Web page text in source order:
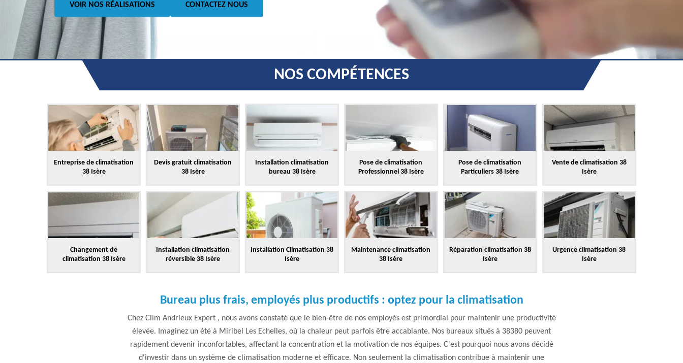
VOIR NOS RÉALISATIONS CONTACTEZ NOUS
NOS COMPÉTENCES
Entreprise de climatisation
38 Isère
Devis gratuit climatisation
38 Isère
Installation climatisation
bureau 38 Isère
Pose de climatisation
Professionnel 38 Isère
Pose de climatisation
Particuliers 38 Isère
Vente de climatisation 38
Isère
Changement de
climatisation 38 Isère
Installation climatisation
réversible 38 Isère
Installation Climatisation 38
Isère
Maintenance climatisation
38 Isère
Réparation climatisation 38
Isère
Urgence climatisation 38
Isère
Bureau plus frais, employés plus productifs : optez pour la climatisation
Chez Clim Andrieux Expert , nous avons constaté que le bien-être de nos employés est primordial pour maintenir une productivité
élevée. Imaginez un été à Miribel Les Echelles, où la chaleur peut parfois être accablante. Nos bureaux situés à 38380 peuvent
rapidement devenir inconfortables, affectant la concentration et la motivation de nos équipes. C'est pourquoi nous avons décidé
d'investir dans un système de climatisation moderne et efficace. Non seulement la climatisation contribue à maintenir une